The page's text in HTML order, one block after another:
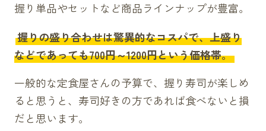
ネギトロ（540円）
巻き寿司（中巻き）
鉄火（310円）
ネギトロ（310円）
シーチキン（280円）
握り単品やセットなど商品ラインナップが豊富。
握りの盛り合わせは驚異的なコスパで、上盛り
などであっても700円～1200円という価格帯。
一般的な定食屋さんの予算で、握り寿司が楽しめ
ると思うと、寿司好きの方であれば食べないと損
だと思います。